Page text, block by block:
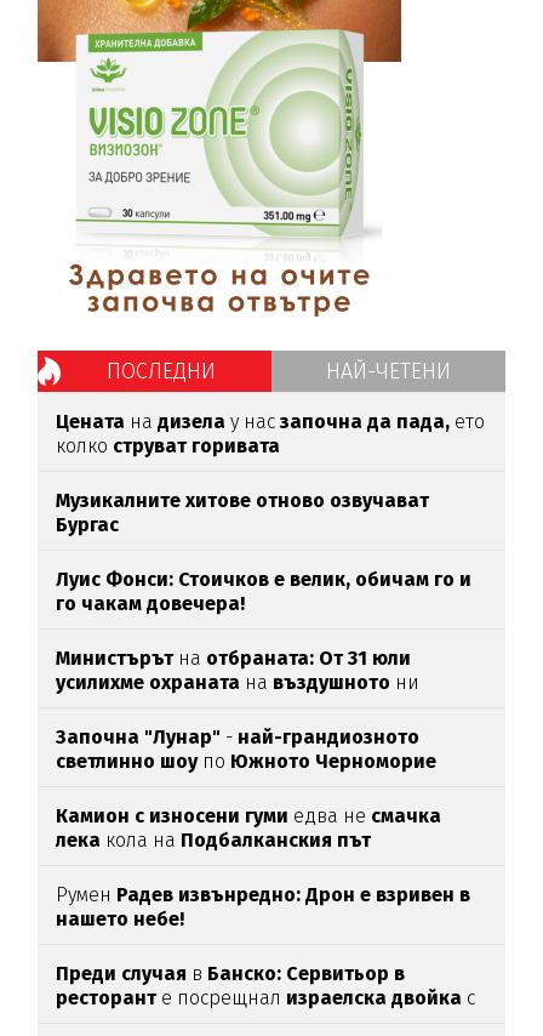
ПОСЛЕДНИ НАЙ-ЧЕТЕНИ
Цената надизела у насзапочна да пада, ето
колко струват горивата
Музикалните хитове отново озвучават
Бургас
Луис Фонси: Стоичков е велик, обичам го и
го чакам довечера!
Министърътна отбраната: От 31 юли
усилихме охраната на въздушното ни
Започна "Лунар" - най-грандиозното
светлинно шоупо Южното Черноморие
Камион с износени гуми едва нe смачка
лека кола на Подбалканския път
Румен Радев извънредно: Дрон е взривен в
нашето небе!
Преди случая в Банско: Сервитьор в
ресторант е посрещнал израелска двойка с